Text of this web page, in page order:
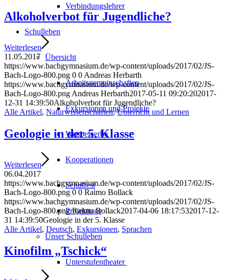
Verbindungslehrer
Schulleben
Übersicht
Arbeitsgemeinschaften
Exkursionen und Projekte
Wettbewerbe
Kooperationen
Schulfest
Projekttage
Unser Schulleben
Unterstufentheater
Alkoholverbot für Jugendliche?
Weiterlesen
11.05.2017
https://www.bachgymnasium.de/wp-content/uploads/2017/02/JS-
Bach-Logo-800.png 0 0 Andreas Herbarth
https://www.bachgymnasium.de/wp-content/uploads/2017/02/JS-
Bach-Logo-800.png Andreas Herbarth2017-05-11 09:20:202017-
12-31 14:39:50Alkoholverbot für Jugendliche?
Alle Artikel, Naturwissenschaften,Unterricht und Lernen
Geologie in der 5. Klasse
Weiterlesen
06.04.2017
https://www.bachgymnasium.de/wp-content/uploads/2017/02/JS-
Bach-Logo-800.png 0 0 Raimo Bollack
https://www.bachgymnasium.de/wp-content/uploads/2017/02/JS-
Bach-Logo-800.png Raimo Bollack2017-04-06 18:17:532017-12-
31 14:39:50Geologie in der 5. Klasse
Alle Artikel, Deutsch, Exkursionen, Sprachen
Kinofilm „Tschick“